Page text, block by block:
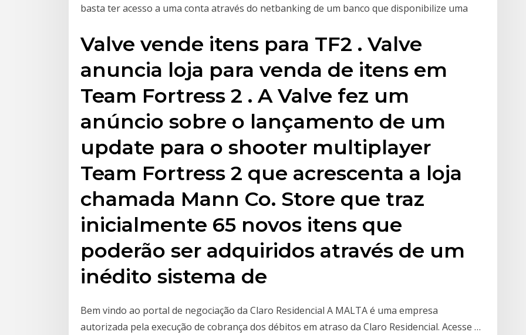
basta ter acesso a uma conta através do netbanking de um banco que disponibilize uma
Valve vende itens para TF2 . Valve
anuncia loja para venda de itens em
Team Fortress 2 . A Valve fez um
anúncio sobre o lançamento de um
update para o shooter multiplayer
Team Fortress 2 que acrescenta a loja
chamada Mann Co. Store que traz
inicialmente 65 novos itens que
poderão ser adquiridos através de um
inédito sistema de
Bem vindo ao portal de negociação da Claro Residencial A MALTA é uma empresa
autorizada pela execução de cobrança dos débitos em atraso da Claro Residencial. Acesse …